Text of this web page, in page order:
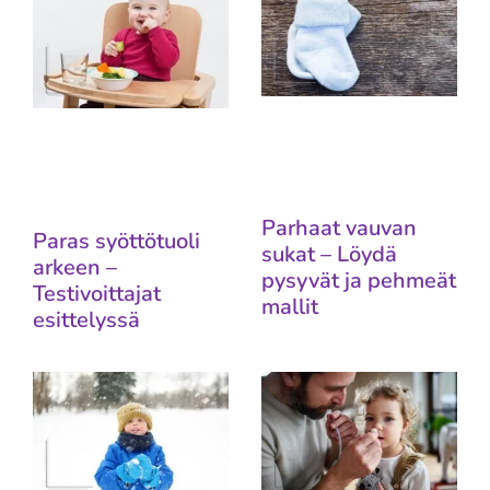
Paras syöttötuoli
arkeen –
Testivoittajat
esittelyssä
Parhaat vauvan
sukat – Löydä
pysyvät ja pehmeät
mallit